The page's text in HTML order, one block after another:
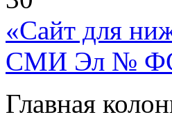
«Сайт для
СМИ Эл №
Главная